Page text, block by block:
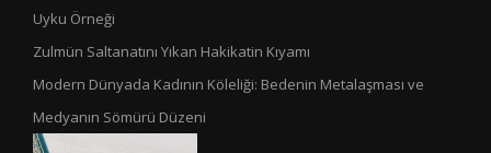
Uyku Örneği
Zulmün Saltanatını Yıkan Hakikatin Kıyamı
Modern Dünyada Kadının Köleliği: Bedenin Metalaşması ve
Medyanın Sömürü Düzeni